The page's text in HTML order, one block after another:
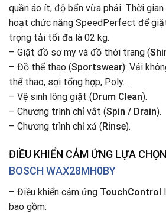
quần áo ít, độ bẩn vừa phải. Thời gian
hoạt chức năng SpeedPerfect để giặt
trọng tải tối đa là 02 kg.
– Giặt đồ sơ my và đồ thời trang (
– Đồ thể thao (Sportswear): Vải
thể thao, sợi tổng hợp, Poly…
– Vệ sinh lông giặt (Drum Clean).
– Chương trình chỉ vắt (Spin / Drain).
– Chương trình chỉ xả (Rinse).
ĐIỀU KHIỂN CẢM ỨNG LỰA
BOSCH WAX28MH0BY
– Điều khiển cảm ứng TouchControl
bao gồm: